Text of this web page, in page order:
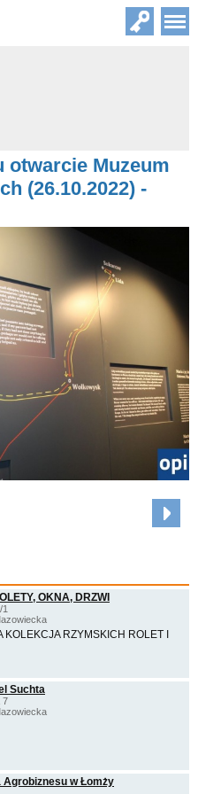
otwarcie Muzeum
(26.10.2022) -
OKNA, DRZWI
KOLEKCJA RZYMSKICH ROLET I
Suchta
7
Agrobiznesu w Łomży